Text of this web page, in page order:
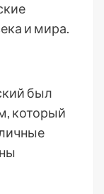
и мира.
был
который